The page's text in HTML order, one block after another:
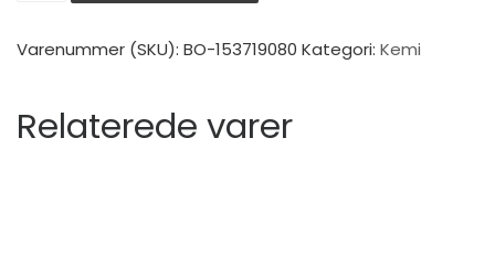
Varenummer (SKU): BO-153719080 Kategori: Kemi
Relaterede varer